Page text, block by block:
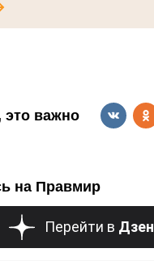
это важно
на Правмир
Перейти в Дзен